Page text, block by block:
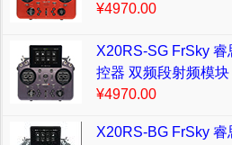
¥4970.00
X20RS-SG FrSky
控器 双频段射频模块
¥4970.00
X20RS-BG FrSky